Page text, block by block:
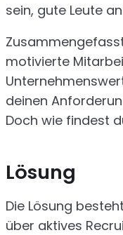
sein, gute Leute
motivierte
deinen
Doch wie findest
Lösung
Die Lösung
über aktives